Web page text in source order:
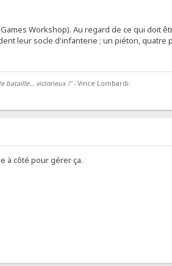
Workshop). Au regard de ce qui doit
leur socle d'infanterie ; un piéton, quatre
bataille… victorieux !"- Vince Lombardi.
à côté pour gérer ça.